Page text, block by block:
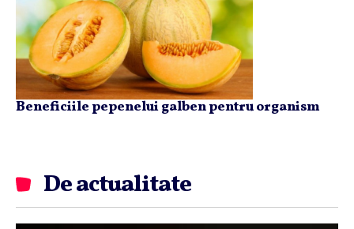
Beneficiile pepenelui galben pentru organism
De actualitate